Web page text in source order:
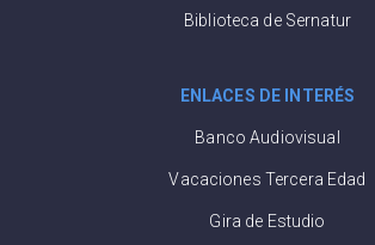
Biblioteca de Sernatur
ENLACES DE INTERÉS
Banco Audiovisual
Vacaciones Tercera Edad
Gira de Estudio